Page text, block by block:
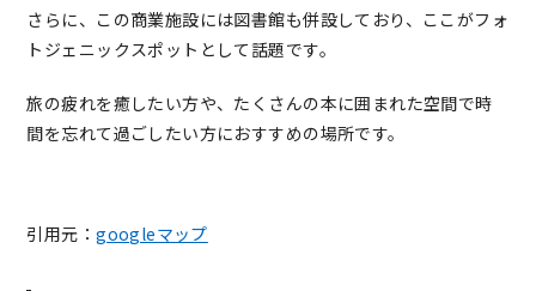
さらに、この商業施設には図書館も併設しており、ここがフォ
トジェニックスポットとして話題です。
旅の疲れを癒したい方や、たくさんの本に囲まれた空間で時
間を忘れて過ごしたい方におすすめの場所です。
引用元：googleマップ